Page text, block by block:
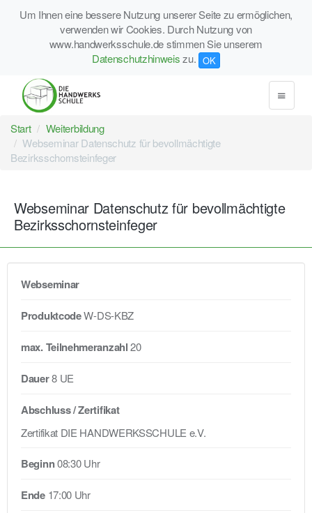
Um Ihnen eine bessere Nutzung unserer Seite zu ermöglichen,
verwenden wir Cookies. Durch Nutzung von
www.handwerksschule.de stimmen Sie unserem
Datenschutzhinweiszu. OK
Start
Weiterbildung
Webseminar Datenschutz für bevollmächtigte
Bezirksschornsteinfeger
Webseminar Datenschutz für bevollmächtigte
Bezirksschornsteinfeger
Webseminar
ProduktcodeW-DS-KBZ
max. Teilnehmeranzahl20
Dauer8 UE
Abschluss / Zertifikat
Zertifikat DIE HANDWERKSSCHULE e.V.
Beginn08:30 Uhr
Ende 17:00 Uhr